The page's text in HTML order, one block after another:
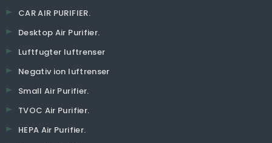
CAR AIR PURIFIER.
Desktop Air Purifier.
Luftfugter luftrenser
Negativ ion luftrenser
Small Air Purifier.
TVOC Air Purifier.
HEPA Air Purifier.